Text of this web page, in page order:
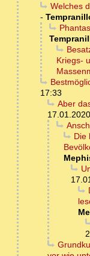
Welches
-
Kriegs-
17:33
Aber
Die